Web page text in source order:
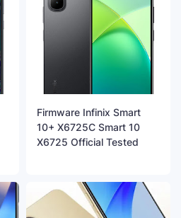
Firmware Infinix Smart
10+ X6725C Smart 10
X6725 Official Tested